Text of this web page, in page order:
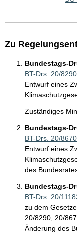
Zu
Bundestags-
BT-Drs. 20/8290
Entwurf eines
Zuständiges
Bundestags-
BT-Drs. 20/8670
Entwurf eines
des
Bundestags-
BT-Drs. 20/
zu dem
20/8290, 20/
Änderung des